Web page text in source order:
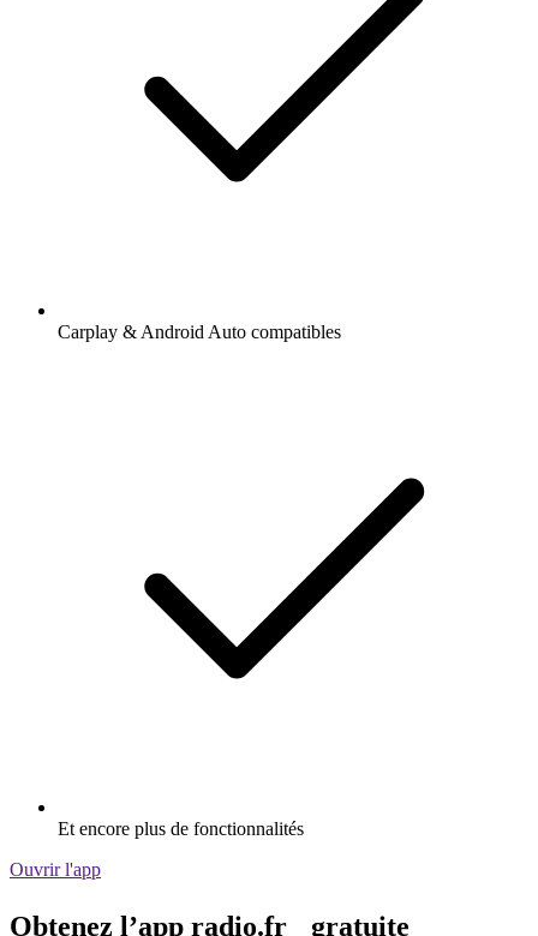
Carplay & Android Auto compatibles
Et encore plus de fonctionnalités
Ouvrir l'app
Obtenez l’app radio.fr gratuite